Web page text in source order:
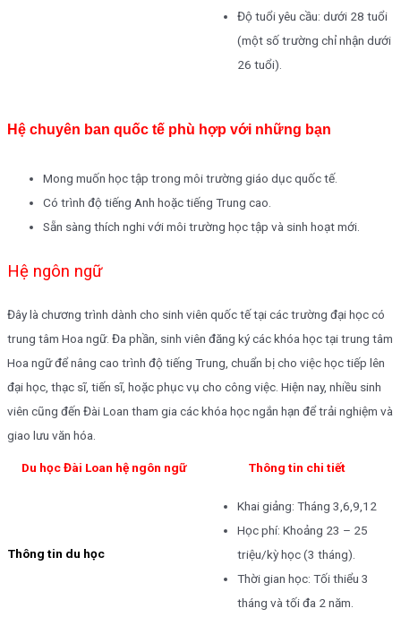
Độ tuổi yêu cầu: dưới 28 tuổi
(một số trường chỉ nhận dưới
26 tuổi).
Hệ chuyên ban quốc tế phù hợp với những bạn
Mong muốn học tập trong môi trường giáo dục quốc tế.
Có trình độ tiếng Anh hoặc tiếng Trung cao.
Sẵn sàng thích nghi với môi trường học tập và sinh hoạt mới.
Hệ ngôn ngữ
Đây là chương trình dành cho sinh viên quốc tế tại các trường đại học có
trung tâm Hoa ngữ. Đa phần, sinh viên đăng ký các khóa học tại trung tâm
Hoa ngữ để nâng cao trình độ tiếng Trung, chuẩn bị cho việc học tiếp lên
đại học, thạc sĩ, tiến sĩ, hoặc phục vụ cho công việc. Hiện nay, nhiều sinh
viên cũng đến Đài Loan tham gia các khóa học ngắn hạn để trải nghiệm và
giao lưu văn hóa.
Du học Đài Loan hệ ngôn ngữ Thông tin chi tiết
Thông tin du học
Khai giảng: Tháng 3,6,9,12
Học phí: Khoảng 23 – 25
triệu/kỳ học (3 tháng).
Thời gian học: Tối thiểu 3
tháng và tối đa 2 năm.